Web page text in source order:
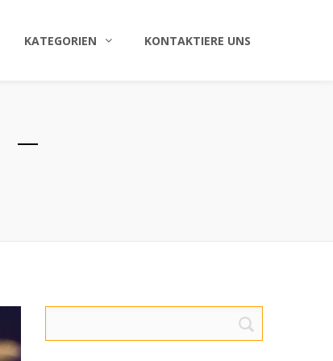
KATEGORIEN KONTAKTIERE UNS